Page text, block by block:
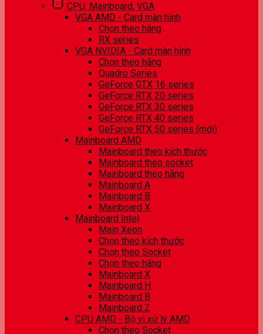
CPU, Mainboard, VGA
VGA AMD - Card màn hình
Chọn theo hãng
RX series
VGA NVIDIA - Card màn hình
Chọn theo hãng
Quadro Series
GeForce GTX 16 series
GeForce RTX 20 series
GeForce RTX 30 series
GeForce RTX 40 series
GeForce RTX 50 series (mới)
Mainboard AMD
Mainboard theo kích thước
Mainboard theo socket
Mainboard theo hãng
Mainboard A
Mainboard B
Mainboard X
Mainboard Intel
Main Xeon
Chọn theo kích thước
Chọn theo Socket
Chọn theo hãng
Mainboard X
Mainboard H
Mainboard B
Mainboard Z
CPU AMD - Bộ vi xử lý AMD
Chọn theo Socket